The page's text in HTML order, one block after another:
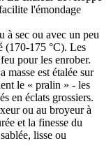
l'émondage
à sec ou avec un peu
(170-175 °C). Les
pour les enrober.
masse est étalée sur
le « pralin » - les
en éclats grossiers.
ou au broyeur à
et la finesse du
lisse ou